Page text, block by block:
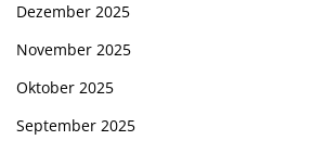
Dezember 2025
November 2025
Oktober 2025
September 2025